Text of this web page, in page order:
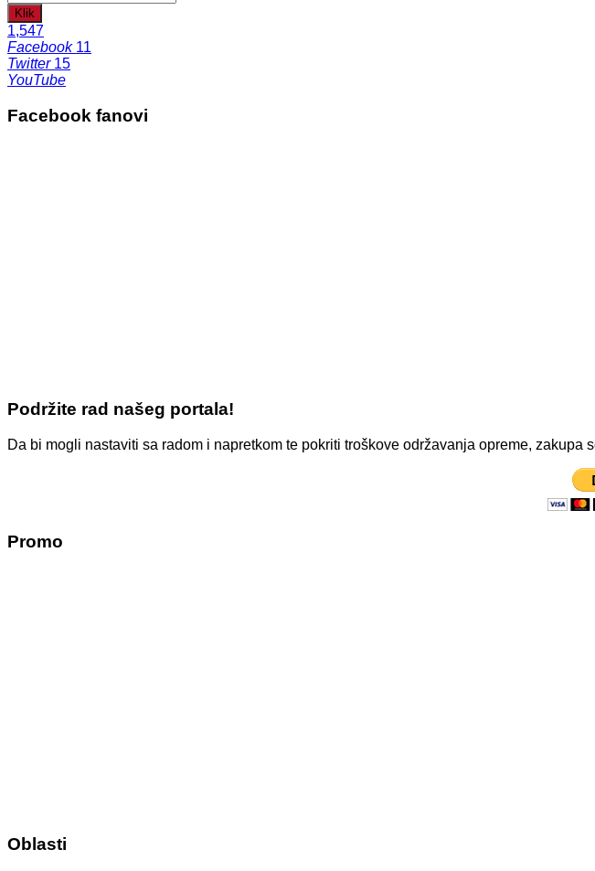
Klik
1,547
Facebook 11
Twitter 15
YouTube
Facebook fanovi
Podržite rad našeg portala!
Da bi mogli nastaviti sa radom i napretkom te pokriti troškove održavanja opreme, zakupa
Promo
Oblasti